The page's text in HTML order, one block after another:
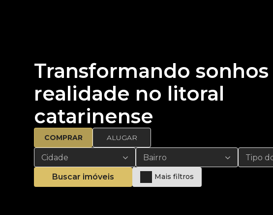
Transformando
realidade no litoral
catarinense
COMPRAR ALUGAR
Cidade Bairro Tipo
Buscar imóveis